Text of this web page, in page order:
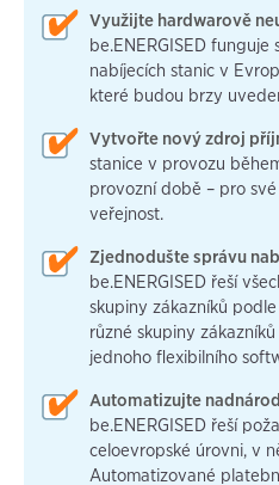
Využijte hardwarově
be.ENERGISED
nabíjecích stanic v
které budou brzy
Vytvořte nový zdroj
stanice v provozu
provozní době – pro
veřejnost.
Zjednodušte správu
be.ENERGISED řeší
skupiny zákazníků
různé skupiny
jednoho flexibilního
Automatizujte
be.ENERGISED řeší
celoevropské úrovni, v
Automatizované